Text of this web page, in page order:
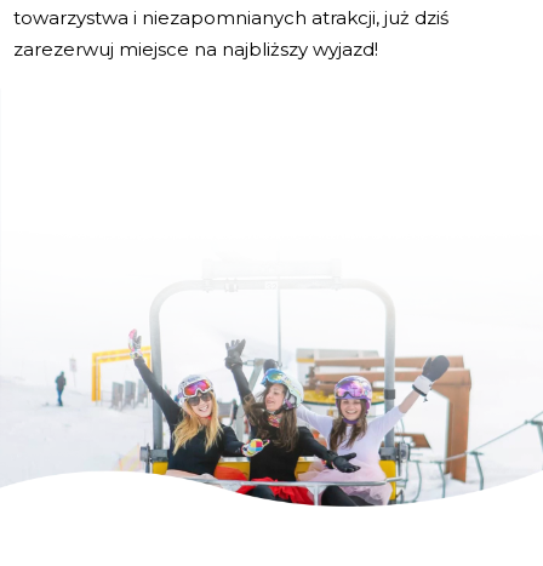
towarzystwa i niezapomnianych atrakcji, już dziś
zarezerwuj miejsce na najbliższy wyjazd!